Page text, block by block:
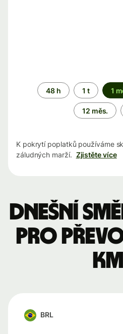
Časové
období
48 h 1 t 1
12 měs.
K pokrytí poplatků používáme
záludných marží. Zjistěte více
Dnešní
pro
BRL